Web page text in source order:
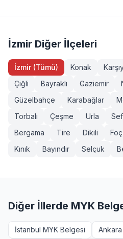
sınavlarımız MYK onaylı ve
isteyenler +90 232 489 22 27
İzmir Diğer İlçeleri
İzmir (Tümü) Konak
Çiğli
Bayraklı Gaziemir
Güzelbahçe
Karabağlar
Torbalı
Çeşme Urla
Bergama
Tire Dikili
Kınık
Bayındır Selçuk
Diğer İllerde MYK
İstanbul MYK Belgesi